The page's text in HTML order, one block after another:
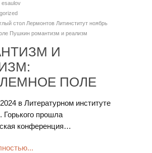
esaulov
стол Лермонтов Литинститут ноябрь
Пушкин романтизм и реализм
И
ПОЛЕ
в Литературном институте
прошла
конференция…